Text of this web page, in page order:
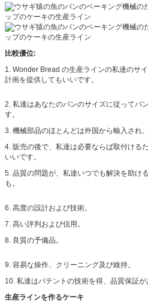
比較優位:
1. Wonder Bread の生産ラインの私達のサ
計画を提供してもいいです。
2. 私達はあなたのパンのサイズに従ってパ
す。
3. 機械部品のほとんどは外国から輸入され
4. 販売の後で、私達は必要ならば取付ける
いいです。
5. 品質の問題が、私達いつでも解決を助け
も。
6. 高度の設計および技術。
7. 高い評判および信用。
8. 良質の予備品。
9. 容易な操作、クリーニング及び維持。
10. 私達はパテントの技術を得、品質保証が
生産ラインを作るケーキ